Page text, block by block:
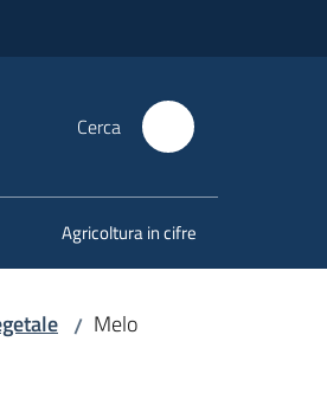
Cerca
Agricoltura in cifre
/ Melo